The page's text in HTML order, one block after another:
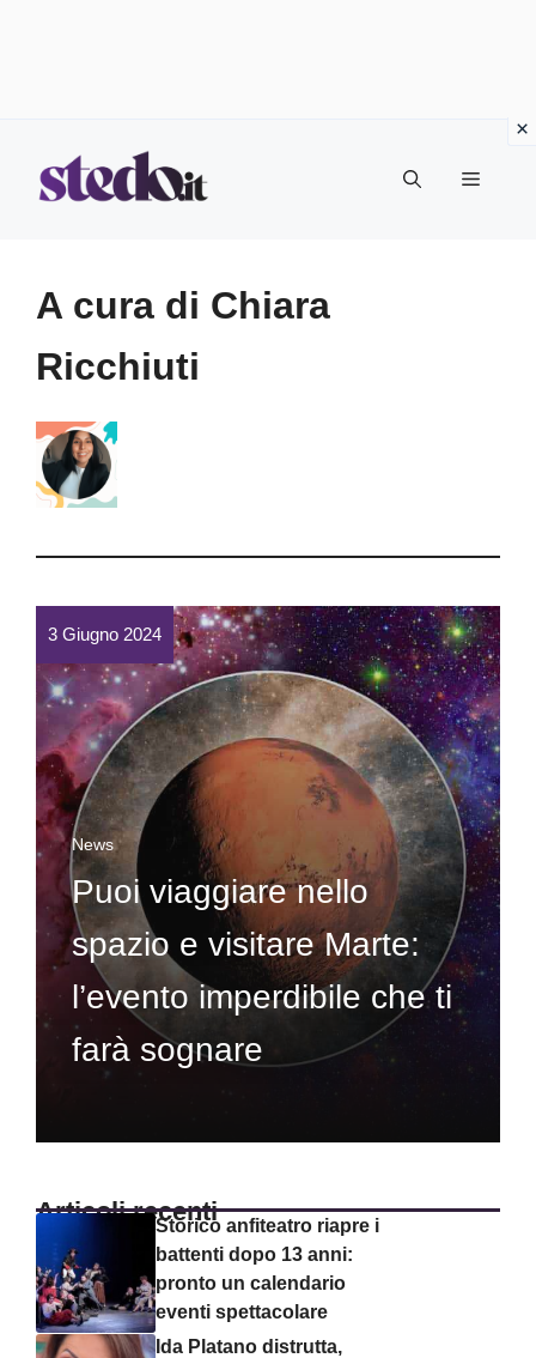
Menu
A cura di Chiara
Ricchiuti
3 Giugno 2024
News
Puoi viaggiare nello
spazio e visitare Marte:
l’evento imperdibile che ti
farà sognare
Articoli recentiStorico anfiteatro riapre i
battenti dopo 13 anni:
pronto un calendario
eventi spettacolare
Ida Platano distrutta,